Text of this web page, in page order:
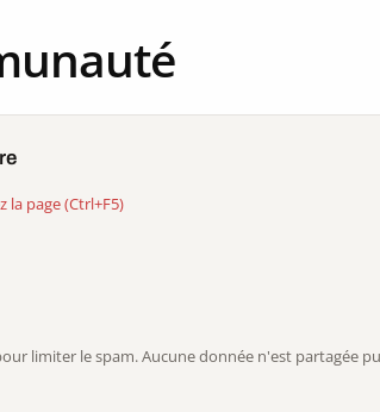
page (Ctrl+F5)
limiter le spam. Aucune donnée n'est partagée